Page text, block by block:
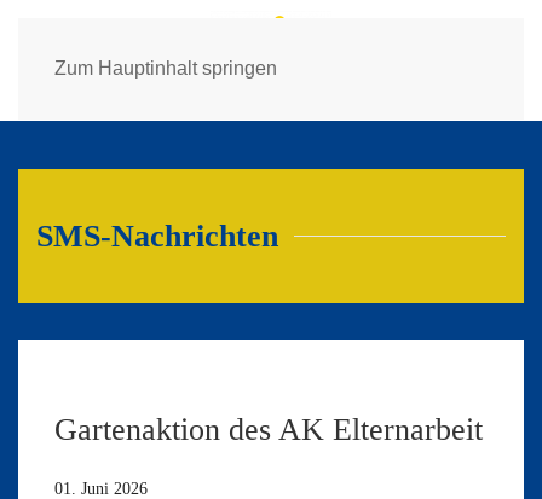
Zum Hauptinhalt springen
SMS-Nachrichten
Gartenaktion des AK Elternarbeit
01. Juni 2026